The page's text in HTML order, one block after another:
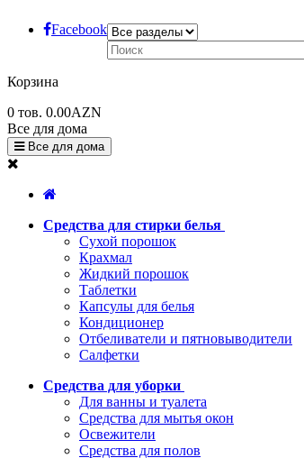
Facebook
Корзина
0 тов. 0.00AZN
Все для дома
Все для дома
Средства для стирки белья
Сухой порошок
Крахмал
Жидкий порошок
Таблетки
Капсулы для белья
Кондиционер
Отбеливатели и пятновыводители
Салфетки
Средства для уборки
Для ванны и туалета
Средства для мытья окон
Освежители
Средства для полов